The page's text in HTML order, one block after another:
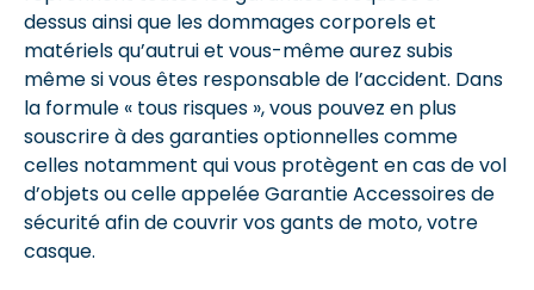
dessus ainsi que les dommages corporels et
matériels qu’autrui et vous-même aurez subis
même si vous êtes responsable de l’accident. Dans
la formule « tous risques », vous pouvez en plus
souscrire à des garanties optionnelles comme
celles notamment qui vous protègent en cas de vol
d’objets ou celle appelée Garantie Accessoires de
sécurité afin de couvrir vos gants de moto, votre
casque.